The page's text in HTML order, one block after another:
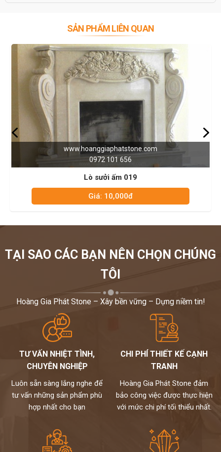
SẢN PHẨM LIÊN QUAN
0972 101 656
TẠI SAO CÁC BẠN NÊN CHỌN CHÚNG
TÔI
Hoàng Gia Phát Stone – Xây bền vững – Dựng niềm tin!
TƯ VẤN NHIỆT TÌNH,
CHUYÊN NGHIỆP
Luôn sẵn sàng lắng nghe để
tư vấn những sản phẩm phù
hợp nhất cho bạn
CHI PHÍ THIẾT KẾ CẠNH
TRANH
Hoàng Gia Phát Stone đảm
bảo công việc được thực hiện
với mức chi phí tối thiểu nhất.